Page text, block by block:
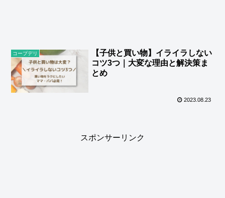
コープデリ
【子供と買い物】イライラしない
コツ3つ｜大変な理由と解決策ま
とめ
2023.08.23
スポンサーリンク